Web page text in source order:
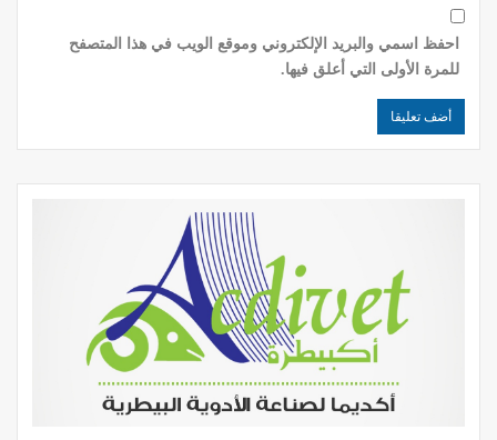
احفظ اسمي والبريد الإلكتروني وموقع الويب في هذا المتصفح
للمرة الأولى التي أعلق فيها.